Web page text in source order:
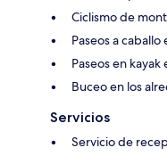
Ciclismo de
Paseos a
Paseos en
Buceo en los
Servicios
Servicio de